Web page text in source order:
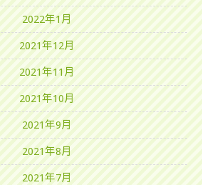
2022年1月
2021年12月
2021年11月
2021年10月
2021年9月
2021年8月
2021年7月